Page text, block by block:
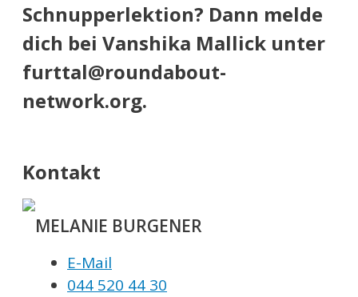
Schnupperlektion? Dann melde
dich bei Vanshika Mallick unter
furttal@roundabout-
network.org.
Kontakt
MELANIE BURGENER
E-Mail
044 520 44 30